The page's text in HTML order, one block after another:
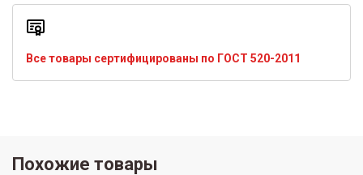
Все товары сертифицированы по ГОСТ 520-2011
Похожие товары